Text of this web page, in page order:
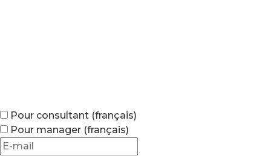
Pour consultant (français)
Pour manager (français)